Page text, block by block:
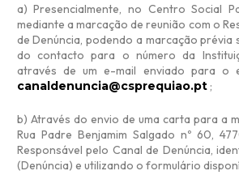
a) Presencialmente, no Centro Social
mediante a marcação de reunião com o
de Denúncia, podendo a marcação prévia
do contacto para o número da
através de um e-mail enviado para o
canaldenuncia@csprequiao.pt;
b) Através do envio de uma carta para a
Rua Padre Benjamim Salgado nº 60,
Responsável pelo Canal de Denúncia,
(Denúncia) e utilizando o formulário